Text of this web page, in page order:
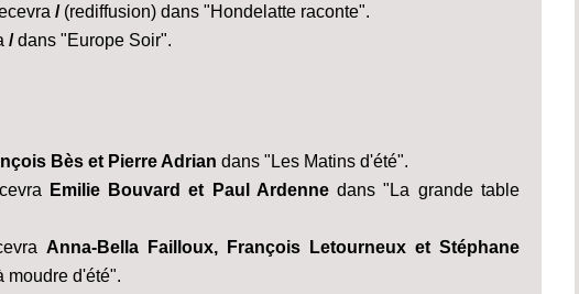
/(rediffusion) dans "Hondelatte raconte".
/dans "Europe Soir".
Bès et Pierre Adrian dans "Les Matins d'été".
Emilie Bouvard et Paul Ardennedans "La grande table
Anna-Bella Failloux, François Letourneux et Stéphane
moudre d'été".